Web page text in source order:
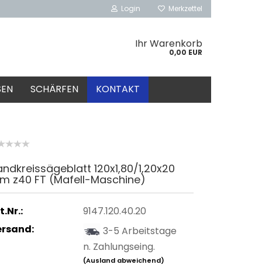
Login Merkzettel
Ihr Warenkorb
0,00 EUR
SCHÄRFEN KONTAKT
120x1,80/1,20x20
z40 FT (Mafell-Maschine)
9147.120.40.20
3-5 Arbeitstage
n. Zahlungseing.
(Ausland abweichend)